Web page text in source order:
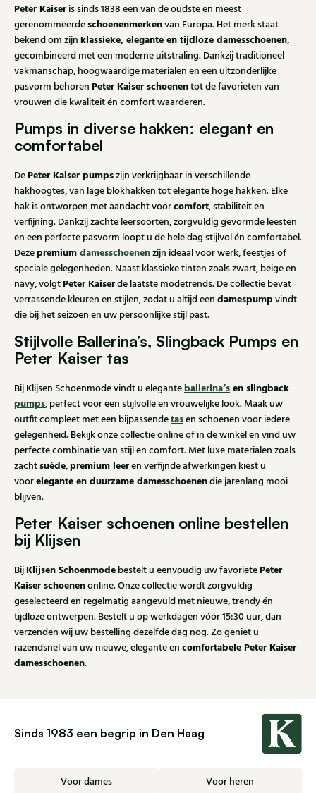
Peter Kaiseris sinds 1838 een van de oudste en meest
gerenommeerdeschoenenmerkenvan Europa. Het merk staat
bekend om zijn klassieke, elegante en tijdloze damesschoenen,
gecombineerd met een moderne uitstraling. Dankzij traditioneel
vakmanschap, hoogwaardige materialen en een uitzonderlijke
pasvorm behoren Peter Kaiser schoenentot de favorieten van
vrouwen die kwaliteit én comfort waarderen.
Pumps in diverse hakken: elegant en
comfortabel
De Peter Kaiser pumpszijn verkrijgbaar in verschillende
hakhoogtes, van lage blokhakken tot elegante hoge hakken. Elke
hak is ontworpen met aandacht voorcomfort, stabiliteit en
verfijning. Dankzij zachte leersoorten, zorgvuldig gevormde leesten
en een perfecte pasvorm loopt u de hele dag stijlvol én comfortabel.
Dezepremiumdamesschoenenzijn ideaal voor werk, feestjes of
speciale gelegenheden. Naast klassieke tinten zoals zwart, beige en
navy, volgt Peter Kaiserde laatste modetrends. De collectie bevat
verrassende kleuren en stijlen, zodat u altijd een damespump vindt
die bij het seizoen en uw persoonlijke stijl past.
Stijlvolle Ballerina’s, Slingback Pumps en
Peter Kaiser tas
Bij Klijsen Schoenmode vindt u eleganteballerina’sen slingback
pumps, perfect voor een stijlvolle en vrouwelijke look. Maak uw
outfit compleet met een bijpassendetasen schoenen voor iedere
gelegenheid. Bekijk onze collectie online of in de winkel en vind uw
perfecte combinatie van stijl en comfort. Met luxe materialen zoals
zachtsuède,premium leeren verfijnde afwerkingen kiest u
voorelegante en duurzame damesschoenendie jarenlang mooi
blijven.
Peter Kaiser schoenen online bestellen
bij Klijsen
Bij Klijsen Schoenmode bestelt u eenvoudig uw favoriete Peter
Kaiser schoenenonline. Onze collectie wordt zorgvuldig
geselecteerd en regelmatig aangevuld met nieuwe, trendy én
tijdloze ontwerpen. Bestelt u op werkdagen vóór 15:30 uur, dan
verzenden wij uw bestelling dezelfde dag nog. Zo geniet u
razendsnel van uw nieuwe, elegante en comfortabele Peter Kaiser
damesschoenen.
Sinds 1983 een begrip in Den Haag
Voor dames Voor heren